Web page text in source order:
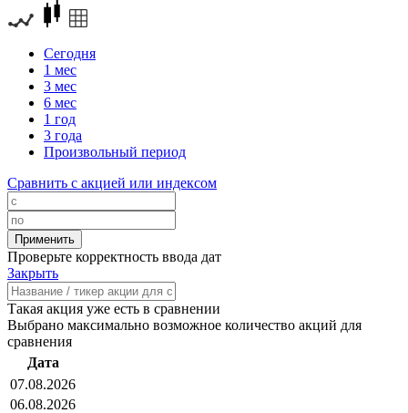
Сегодня
1 мес
3 мес
6 мес
1 год
3 года
Произвольный период
Сравнить с акцией или индексом
Проверьте корректность ввода дат
Закрыть
Такая акция уже есть в сравнении
Выбрано максимально возможное количество акций для
сравнения
Дата
07.08.2026
06.08.2026